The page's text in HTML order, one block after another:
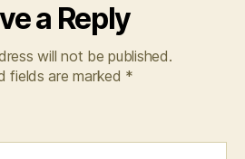
a Reply
will not be published.
fields are marked *